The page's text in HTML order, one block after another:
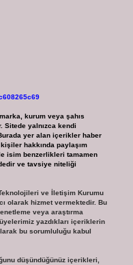
kurum veya şahıs
Sitede yalnızca kendi
Burada yer alan içerikler haber
hakkında paylaşım
isim benzerlikleri tamamen
ve tavsiye niteliği
ve İletişim Kurumu
olarak hizmet vermektedir. Bu
veya araştırma
yazdıkları içeriklerin
bu sorumluluğu kabul
düşündüğünüz içerikleri,